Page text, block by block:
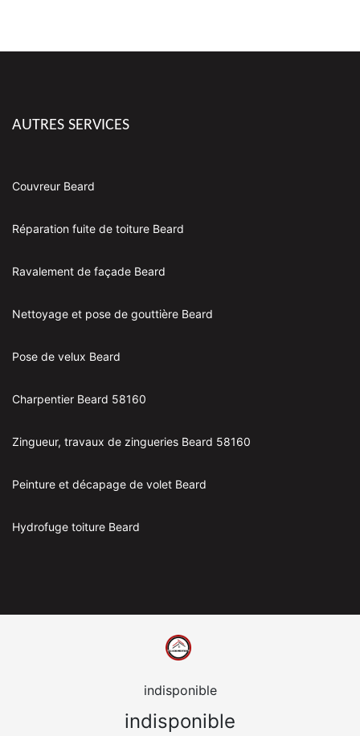
AUTRES SERVICES
Couvreur Beard
Réparation fuite de toiture Beard
Ravalement de façade Beard
Nettoyage et pose de gouttière Beard
Pose de velux Beard
Charpentier Beard 58160
Zingueur, travaux de zingueries Beard 58160
Peinture et décapage de volet Beard
Hydrofuge toiture Beard
indisponible
indisponible